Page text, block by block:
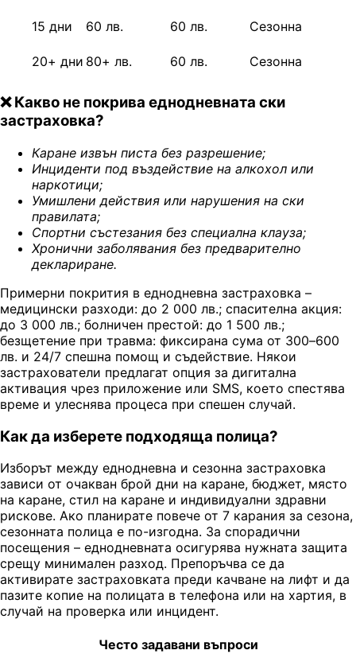
15 дни 60 лв. 60 лв. Сезонна
20+ дни 80+ лв. 60 лв. Сезонна
❌ Какво не покрива еднодневната ски
застраховка?
Каране извън писта без разрешение;
Инциденти под въздействие на алкохол или
наркотици;
Умишлени действия или нарушения на ски
правилата;
Спортни състезания без специална клауза;
Хронични заболявания без предварително
деклариране.
Примерни покрития в еднодневна застраховка –
медицински разходи: до 2 000 лв.; спасителна акция:
до 3 000 лв.; болничен престой: до 1 500 лв.;
безщетение при травма: фиксирана сума от 300–600
лв. и 24/7 спешна помощ и съдействие. Някои
застрахователи предлагат опция за дигитална
активация чрез приложение или SMS, което спестява
време и улеснява процеса при спешен случай.
Как да изберете подходяща полица?
Изборът между еднодневна и сезонна застраховка
зависи от очакван брой дни на каране, бюджет, място
на каране, стил на каране и индивидуални здравни
рискове. Ако планирате повече от 7 карания за сезона,
сезонната полица е по-изгодна. За спорадични
посещения – еднодневната осигурява нужната защита
срещу минимален разход. Препоръчва се да
активирате застраховката преди качване на лифт и да
пазите копие на полицата в телефона или на хартия, в
случай на проверка или инцидент.
Често задавани въпроси